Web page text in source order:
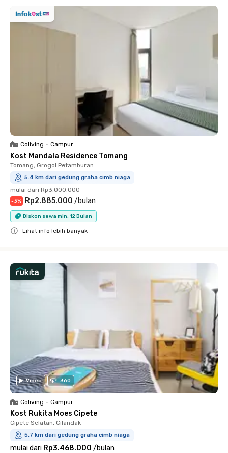
Coliving • Campur
Kost Mandala Residence Tomang
Tomang, Grogol Petamburan
5.4 km dari gedung graha cimb niaga
mulai dari Rp3.000.000
-3% Rp2.885.000 /bulan
Diskon sewa min. 12 Bulan
Lihat info lebih banyak
Video 360
Coliving • Campur
Kost Rukita Moes Cipete
Cipete Selatan, Cilandak
5.7 km dari gedung graha cimb niaga
mulai dari Rp3.468.000 /bulan